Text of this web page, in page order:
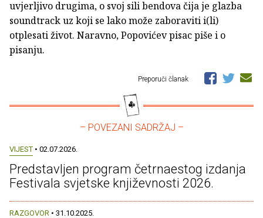
uvjerljivo drugima, o svoj sili bendova čija je glazba
soundtrack uz koji se lako može zaboraviti i(li)
otplesati život. Naravno, Popovićev pisac piše i o
pisanju.
Preporuči članak
– POVEZANI SADRŽAJ –
VIJEST • 02.07.2026.
Predstavljen program četrnaestog izdanja
Festivala svjetske književnosti 2026.
RAZGOVOR • 31.10.2025.